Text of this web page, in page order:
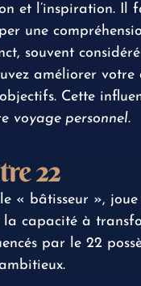
et l’inspiration. Il
une
souvent
améliorer
Cette
voyage personnel.
22
« bâtisseur »,
capacité à
par le 22